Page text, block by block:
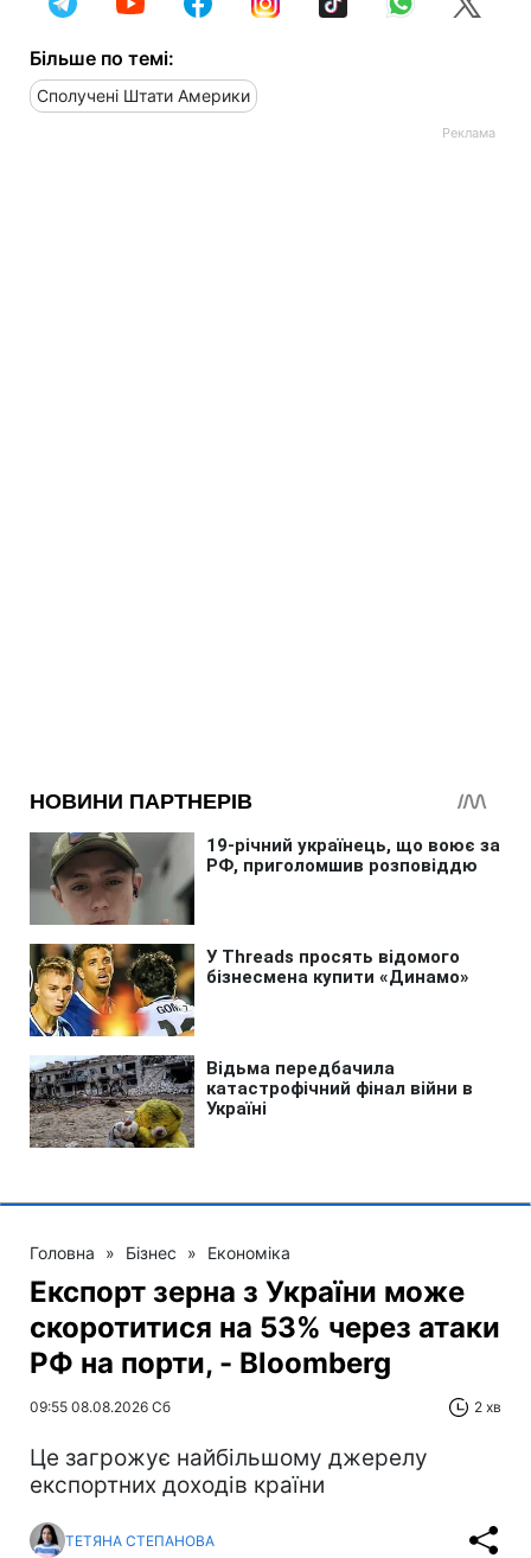
Більше по темі:
Сполучені Штати Америки
Головна » Бізнес » Економіка
Експорт зерна з України може
скоротитися на 53% через атаки
РФ на порти, - Bloomberg
09:55 08.08.2026 Сб 2 хв
Це загрожує найбільшому джерелу
експортних доходів країни
ТЕТЯНА СТЕПАНОВА